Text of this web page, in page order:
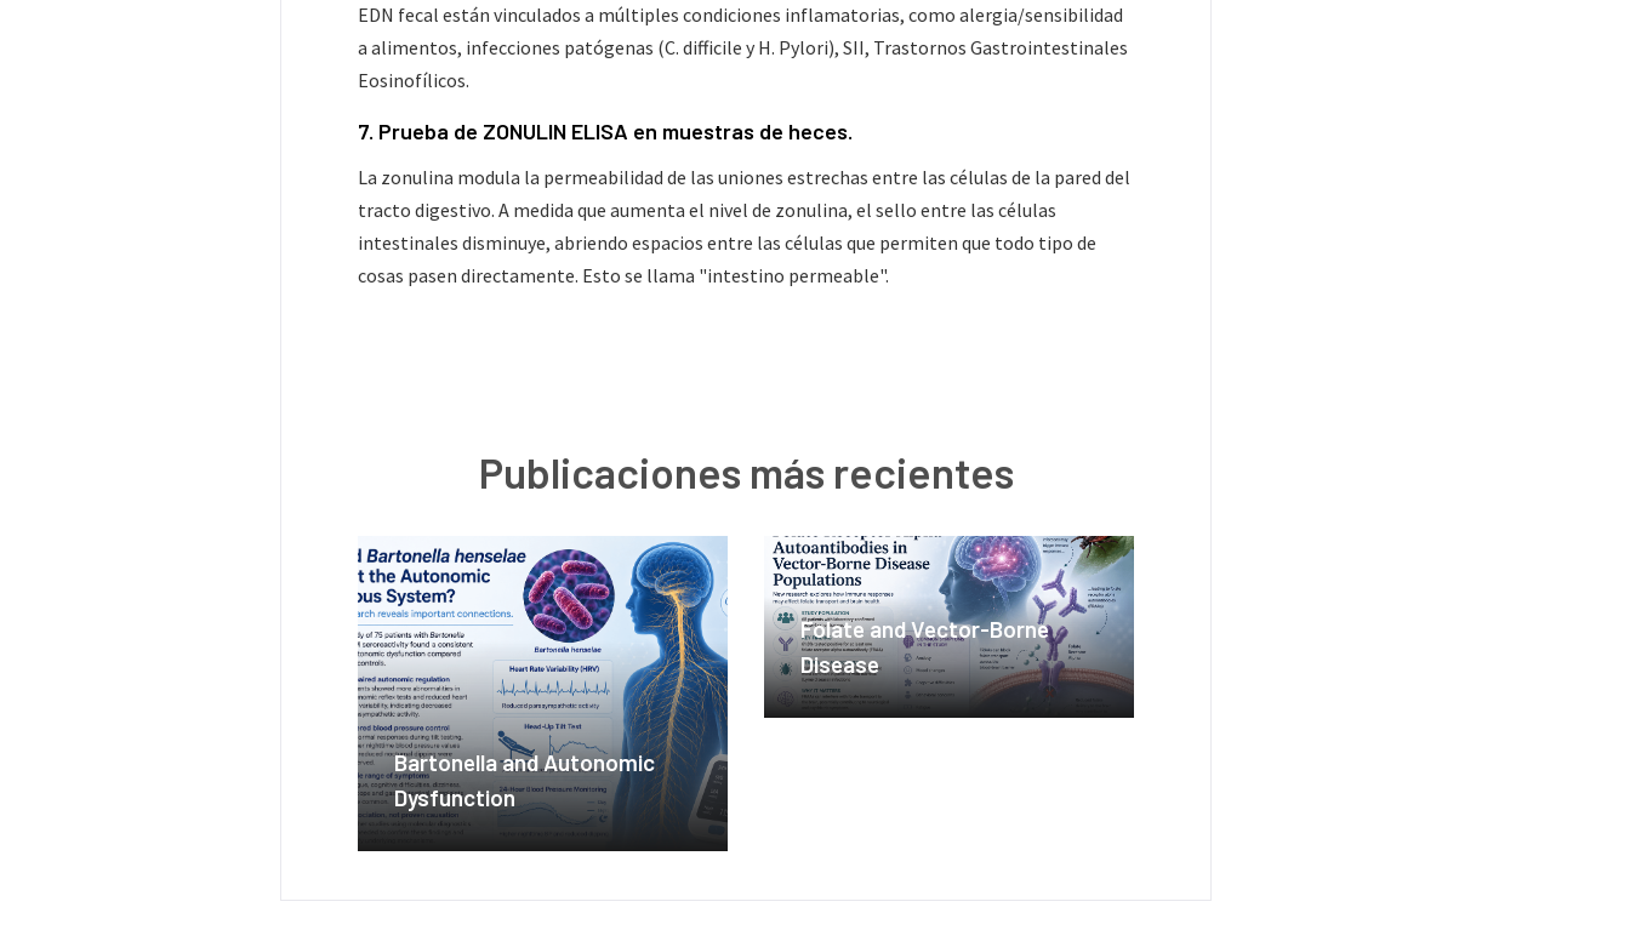
EDN fecal están vinculados a múltiples condiciones inflamatorias, como alergia/sensibilidad
a alimentos, infecciones patógenas (C. difficile y H. Pylori), SII, Trastornos Gastrointestinales
Eosinofílicos.
7. Prueba de ZONULIN ELISA en muestras de heces.
La zonulina modula la permeabilidad de las uniones estrechas entre las células de la pared del
tracto digestivo. A medida que aumenta el nivel de zonulina, el sello entre las células
intestinales disminuye, abriendo espacios entre las células que permiten que todo tipo de
cosas pasen directamente. Esto se llama "intestino permeable".
Publicaciones más recientes
Bartonella and Autonomic
Dysfunction
Folate and Vector-Borne
Disease